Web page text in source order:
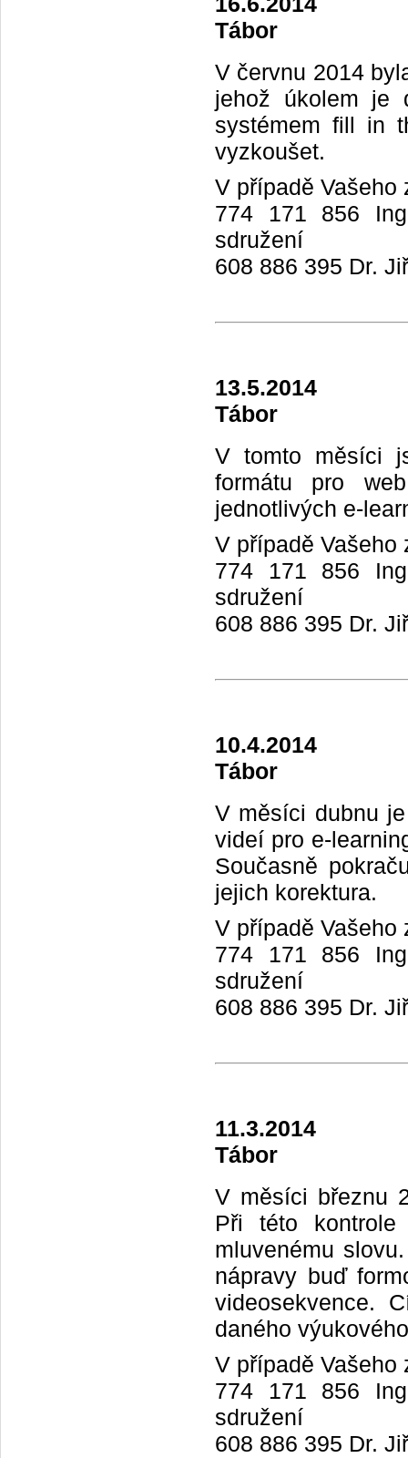
Tábor
V červnu 2014
jehož úkolem je
systémem fill in
vyzkoušet.
V případě Vašeho
774 171 856
sdružení
608 886 395 Dr.
13.5.2014
Tábor
V tomto měsíci
formátu pro
jednotlivých e-
V případě Vašeho
774 171 856
sdružení
608 886 395 Dr.
10.4.2014
Tábor
V měsíci dubnu
videí pro e-
Současně
jejich korektura.
V případě Vašeho
774 171 856
sdružení
608 886 395 Dr.
11.3.2014
Tábor
V měsíci březnu
Při této kontrole
mluvenému
nápravy buď
videosekvence.
daného
V případě Vašeho
774 171 856
sdružení
608 886 395 Dr.